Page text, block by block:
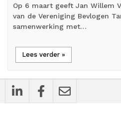
Op 6 maart geeft Jan Willem
van de Vereniging Bevlogen
samenwerking met…
Lees verder »